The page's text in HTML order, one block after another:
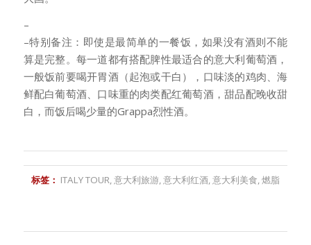
–
–特别备注：即使是最简单的一餐饭，如果没有酒则不能
算是完整。每一道都有搭配脾性最适合的意大利葡萄酒，
一般饭前要喝开胃酒（起泡或干白），口味淡的鸡肉、海
鲜配白葡萄酒、口味重的肉类配红葡萄酒，甜品配晚收甜
白，而饭后喝少量的Grappa烈性酒。
标签： ITALY TOUR,意大利旅游,意大利红酒,意大利美食,燃脂